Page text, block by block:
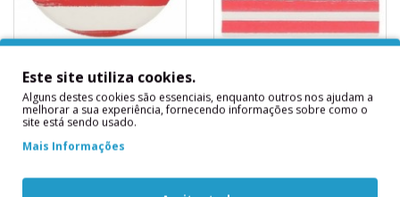
Vermelhas
Mix&Match
6 Pratos Riscas Vermelhas
Mix&Match 23 cms..
Mix&Match
15 Guardanapos Riscas
Este site utiliza cookies.
Alguns destes cookies são essenciais, enquanto outros nos ajudam a
melhorar a sua experiência, fornecendo informações sobre como o
site está sendo usado.
Mais Informações